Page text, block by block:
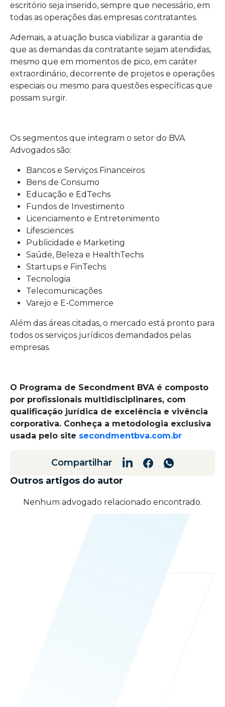
escritório seja inserido, sempre que necessário, em
todas as operações das empresas contratantes.
Ademais, a atuação busca viabilizar a garantia de
que as demandas da contratante sejam atendidas,
mesmo que em momentos de pico, em caráter
extraordinário, decorrente de projetos e operações
especiais ou mesmo para questões específicas que
possam surgir.
Os segmentos que integram o setor do BVA
Advogados são:
Bancos e Serviços Financeiros
Bens de Consumo
Educação e EdTechs
Fundos de Investimento
Licenciamento e Entretenimento
Lifesciences
Publicidade e Marketing
Saúde, Beleza e HealthTechs
Startups e FinTechs
Tecnologia
Telecomunicações
Varejo e E-Commerce
Além das áreas citadas, o mercado está pronto para
todos os serviços jurídicos demandados pelas
empresas.
O Programa de Secondment BVA é composto
por profissionais multidisciplinares, com
qualificação jurídica de excelência e vivência
corporativa. Conheça a metodologia exclusiva
usada pelo site secondmentbva.com.br
Compartilhar
Outros artigos do autor
Nenhum advogado relacionado encontrado.